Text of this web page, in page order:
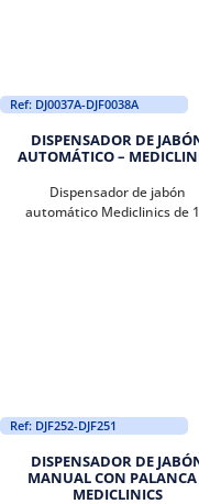
Ref: DJ0037A-DJF0038A
DISPENSADOR DE
AUTOMÁTICO –
Dispensador de jabón
automático Mediclinics de
Ref: DJF252-DJF251
DISPENSADOR DE
MANUAL CON PALANCA
MEDICLINICS